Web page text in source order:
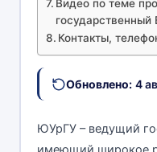
Видео по теме
государственный
Контакты,
Обновлено: 4
ЮУрГУ – ведущий